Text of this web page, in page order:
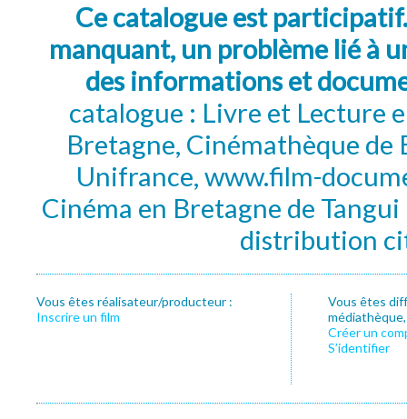
Ce catalogue est
manquant, un problème lié à
des informations et
catalogue : Livre et Lecture
Bretagne, Cinémathèque de
Unifrance, www.film-
Cinéma en Bretagne de
distribution
Vous êtes réalisateur/producteur :
Inscrire un film
Vous êtes
Créer un
S’identifier